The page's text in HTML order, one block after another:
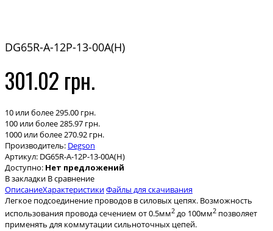
DG65R-A-12P-13-00A(H)
301.02 грн.
10 или более 295.00 грн.
100 или более 285.97 грн.
1000 или более 270.92 грн.
Производитель: Degson
Артикул: DG65R-A-12P-13-00A(H)
Доступно: Нет предложений
В закладки В сравнение
ОписаниеХарактеристикиФайлы для скачивания
Легкое подсоединение проводов в силовых цепях. Возможность
использования провода сечением от 0.5мм2 до 100мм2 позволяет
применять для коммутации сильноточных цепей.